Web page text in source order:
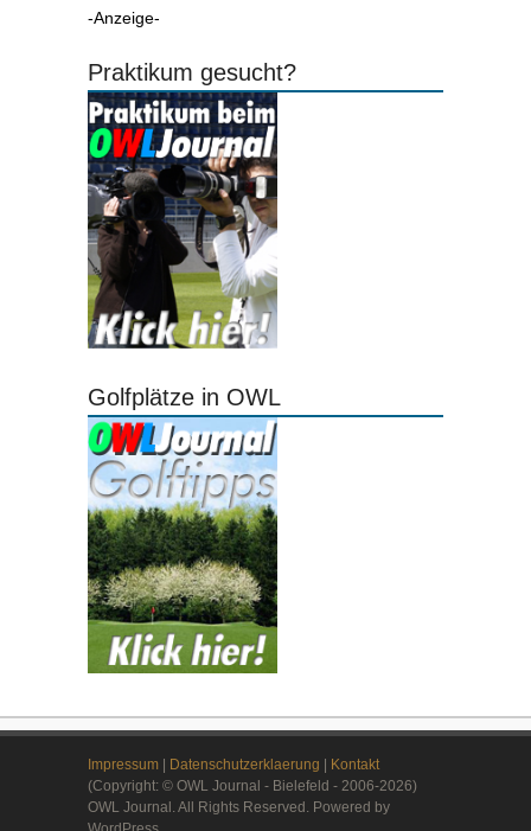
-Anzeige-
Praktikum gesucht?
Golfplätze in OWL
Impressum Datenschutzerklaerung
Kontakt
(Copyright: © OWL Journal - Bielefeld - 2006-2026)
OWL Journal. All Rights Reserved. Powered by